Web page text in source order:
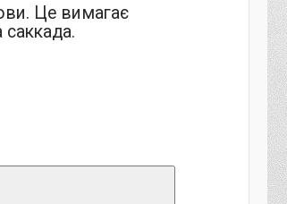
Це вимагає